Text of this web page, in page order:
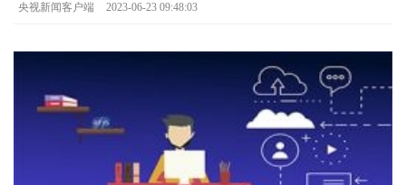
央视新闻客户端 2023-06-23 09:48:03